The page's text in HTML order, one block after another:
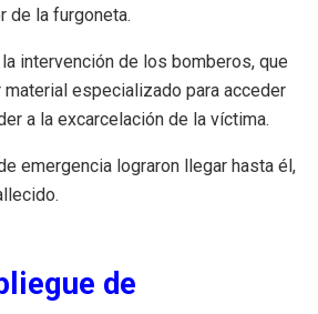
de la furgoneta.
intervención de los bomberos, que
especializado para acceder
a la excarcelación de la víctima.
emergencia lograron llegar hasta él,
de